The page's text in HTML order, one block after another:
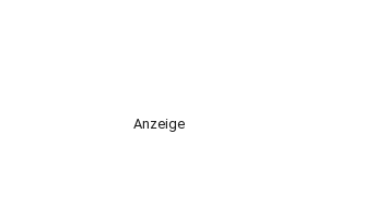
Anzeige